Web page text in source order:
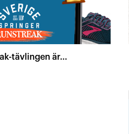
tävlingen är…